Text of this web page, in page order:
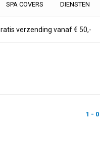
SPA COVERS DIENSTEN
verzending vanaf € 50,-
1 -